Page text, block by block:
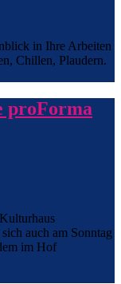
in Ihre Arbeiten
Chillen, Plaudern.
proForma
auch am Sonntag
im Hof